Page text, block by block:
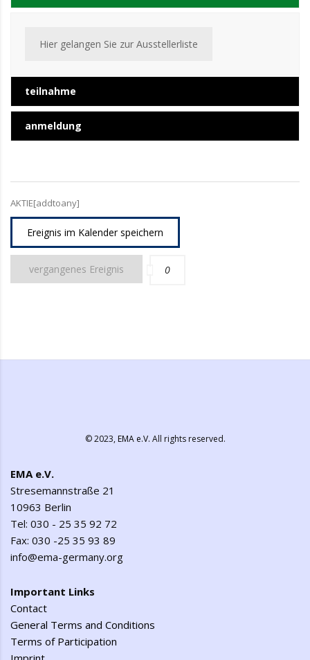
Hier gelangen Sie zur Ausstellerliste
teilnahme
anmeldung
AKTIE[addtoany]
Ereignis im Kalender speichern
vergangenes Ereignis 0
© 2023,EMA e.V. All rights reserved.
EMA e.V.
Stresemannstraße 21
10963 Berlin
Tel: 030 - 25 35 92 72
Fax: 030 -25 35 93 89
info@ema-germany.org
Important Links
Contact
General Terms and Conditions
Terms of Participation